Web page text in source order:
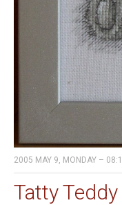
2005 MAY 9, MONDAY –
Tatty